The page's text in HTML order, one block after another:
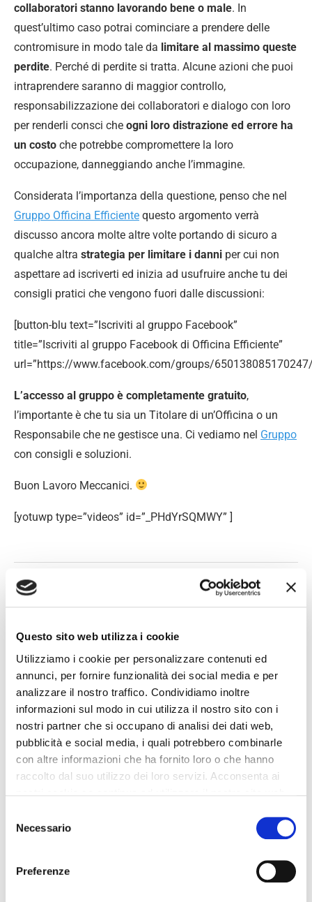
Questo sito web utilizza i cookie
Utilizziamo i cookie per personalizzare contenuti ed
annunci, per fornire funzionalità dei social media e per
analizzare il nostro traffico. Condividiamo inoltre
informazioni sul modo in cui utilizza il nostro sito con i
nostri partner che si occupano di analisi dei dati web,
pubblicità e social media, i quali potrebbero combinarle
con altre informazioni che ha fornito loro o che hanno
raccolto dal suo utilizzo dei loro servizi. Acconsenta ai
delNecessario
Preferenze
collaboratori stanno lavorando bene o male. In
quest’ultimo caso potrai cominciare a prendere delle
contromisure in modo tale da limitare al massimo queste
perdite. Perché di perdite si tratta. Alcune azioni che puoi
intraprendere saranno di maggior controllo,
responsabilizzazione dei collaboratori e dialogo con loro
per renderli consci che ogni loro distrazione ed errore ha
un costo che potrebbe compromettere la loro
occupazione, danneggiando anche l’immagine.
Considerata l’importanza della questione, penso che nel
Gruppo Officina Efficiente questo argomento verrà
discusso ancora molte altre volte portando di sicuro a
qualche altra strategia per limitare i danni per cui non
aspettare ad iscriverti ed inizia ad usufruire anche tu dei
consigli pratici che vengono fuori dalle discussioni:
[button-blu text=”Iscriviti al gruppo Facebook”
title=”Iscriviti al gruppo Facebook di Officina Efficiente”
url=”https://www.facebook.com/groups/
L’accesso al gruppo è completamente gratuito,
l’importante è che tu sia un Titolare di un’Officina o un
Responsabile che ne gestisce una. Ci vediamo nel Gruppo
con consigli e soluzioni.
Buon Lavoro Meccanici.
[yotuwp type=”videos” id=”_PHdYrSQMWY” ]
Vuoi rimanere aggiornato su Quanti soldi perdi nella
compila il modulo qui sotto!
Email*
Ho letto e acconsento l'informativa sulla privacy su